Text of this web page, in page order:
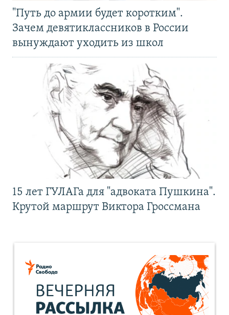
"Путь до армии будет коротким".
Зачем девятиклассников в России
вынуждают уходить из школ
15 лет ГУЛАГа для "адвоката Пушкина".
Крутой маршрут Виктора Гроссмана